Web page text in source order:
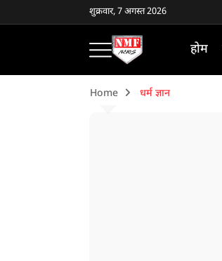
शुक्रवार, 7 अगस्त 2026
होम
Home धर्म ज्ञान